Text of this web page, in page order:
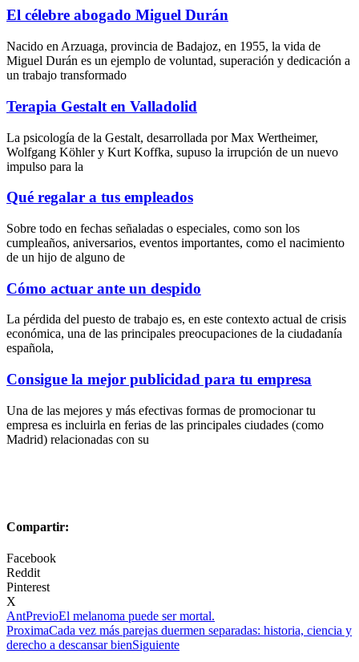
El célebre abogado Miguel Durán
Nacido en Arzuaga, provincia de Badajoz, en 1955, la vida de
Miguel Durán es un ejemplo de voluntad, superación y dedicación a
un trabajo transformado
Terapia Gestalt en Valladolid
La psicología de la Gestalt, desarrollada por Max Wertheimer,
Wolfgang Köhler y Kurt Koffka, supuso la irrupción de un nuevo
impulso para la
Qué regalar a tus empleados
Sobre todo en fechas señaladas o especiales, como son los
cumpleaños, aniversarios, eventos importantes, como el nacimiento
de un hijo de alguno de
Cómo actuar ante un despido
La pérdida del puesto de trabajo es, en este contexto actual de crisis
económica, una de las principales preocupaciones de la ciudadanía
española,
Consigue la mejor publicidad para tu empresa
Una de las mejores y más efectivas formas de promocionar tu
empresa es incluirla en ferias de las principales ciudades (como
Madrid) relacionadas con su
Compartir:
Facebook
Reddit
Pinterest
X
AntPrevioEl melanoma puede ser mortal.
ProximaCada vez más parejas duermen separadas: historia, ciencia y
derecho a descansar bienSiguiente